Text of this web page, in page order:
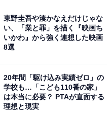
東野圭吾や湊かなえだけじゃな
い、「業と罪」を描く『映画ち
いかわ』から強く連想した映画
8選
20年間「駆け込み実績ゼロ」の
学校も…「こども110番の家」
は本当に必要？ PTAが直面する
理想と現実